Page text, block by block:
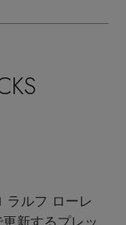
ラルフ ローレ